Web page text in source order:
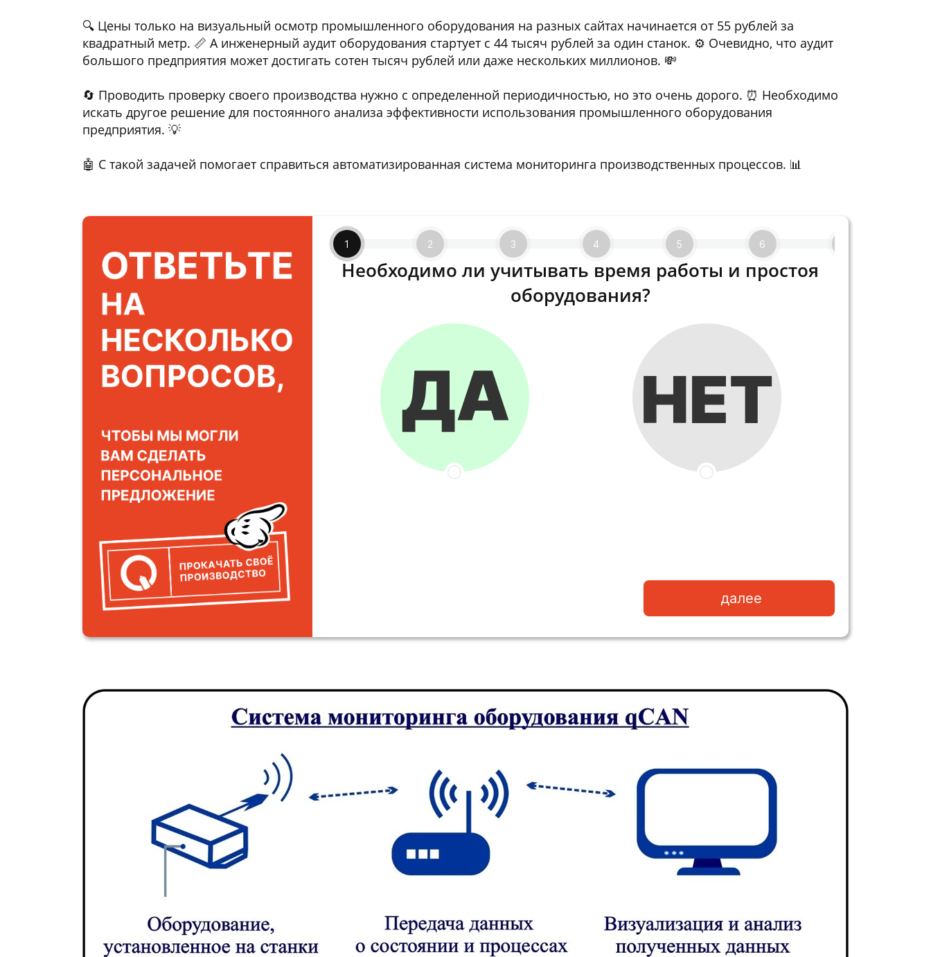
🔍 Цены только на визуальный осмотр промышленного оборудования на разных сайтах начинается от 55 рублей за
квадратный метр. 📏 А инженерный аудит оборудования стартует с 44 тысяч рублей за один станок. ⚙️ Очевидно, что аудит
большого предприятия может достигать сотен тысяч рублей или даже нескольких миллионов. 💸
🔄 Проводить проверку своего производства нужно с определенной периодичностью, но это очень дорого. ⏰ Необходимо
искать другое решение для постоянного анализа эффективности использования промышленного оборудования
предприятия. 💡
🤖 С такой задачей помогает справиться автоматизированная система мониторинга производственных процессов. 📊
1 2 3 4 5 6
Необходимо ли учитывать время работы и простоя
оборудования?
далее